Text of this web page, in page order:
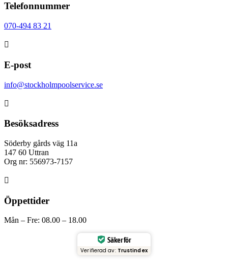
Telefonnummer
070-494 83 21

E-post
info@stockholmpoolservice.se

Besöksadress
Söderby gårds väg 11a
147 60 Uttran
Org nr: 556973-7157

Öppettider
Mån – Fre: 08.00 – 18.00
Säker för
Verifierad av: Trustindex